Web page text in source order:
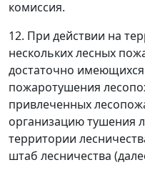
комиссия.
12. При действии на
нескольких лесных
достаточно имеющихся
пожаротушения
привлеченных
организацию тушения
территории
штаб лесничества